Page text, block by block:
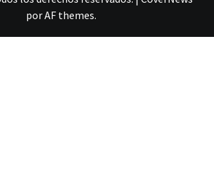
por AF themes.